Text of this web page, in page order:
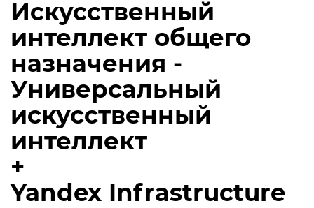
Искусственный
интеллект общего
назначения -
Универсальный
искусственный
интеллект
+
Yandex Infrastructure